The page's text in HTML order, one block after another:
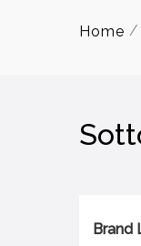
Home /
Brand